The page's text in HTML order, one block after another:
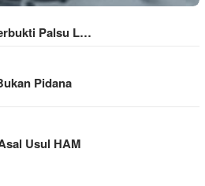
Palsu L…
Pidana
Usul HAM